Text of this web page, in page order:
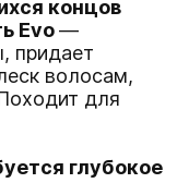
концов
Evo—
придает
волосам,
для
глубокое